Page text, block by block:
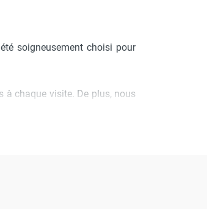
soigneusement choisi pour
à chaque visite. De plus, nous